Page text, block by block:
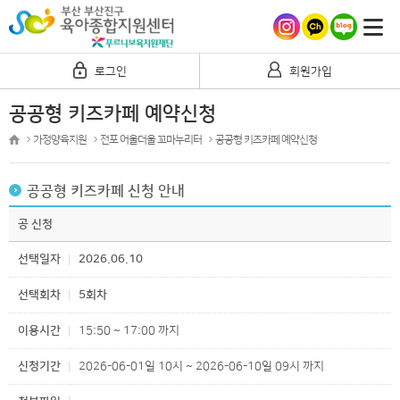
로그인 회원가입
공공형 키즈카페 예약신청
가정양육지원 전포 어울더울 꼬마누리터 공공형 키즈카페 예약신청
공공형 키즈카페 신청 안내
공 신청
선택일자 2026.06.10
선택회차 5회차
이용시간 15:50 ~ 17:00 까지
신청기간 2026-06-01일 10시 ~ 2026-06-10일 09시 까지